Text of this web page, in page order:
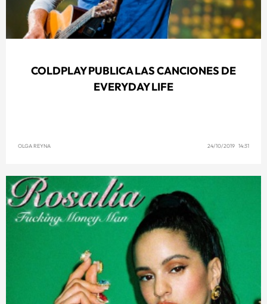
COLDPLAY PUBLICA LAS CANCIONES DE
EVERYDAY LIFE
OLGA REYNA 24/10/2019 14:31